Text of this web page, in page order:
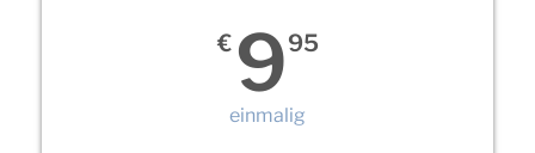
€ 995
einmalig